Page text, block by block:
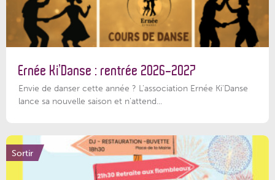
Ernée Ki’Danse : rentrée 2026-2027
Envie de danser cette année ? L'association Ernée Ki'Danse
lance sa nouvelle saison et n'attend...
Sortir